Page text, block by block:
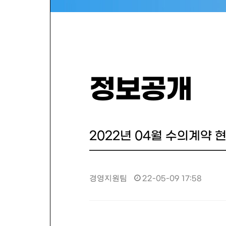
정보공개
2022년 04월 수의계약
경영지원팀 22-05-09 17:58